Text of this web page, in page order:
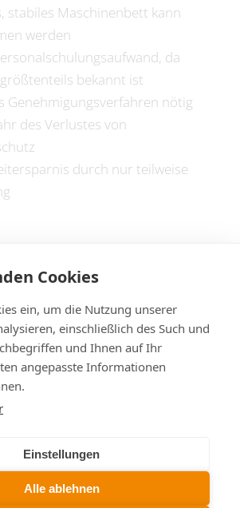
Cookies
ein, um die Nutzung unserer
einschließlich des Such und
und Ihnen auf Ihr
angepasste Informationen
Einstellungen
Alle ablehnen
stabiles Maschinenbett kann
werden
da
bekannt ist
Genehmigungsverfahren nötig
des Verlustes von
durch nur teilweise
• COSATEQ •Datenschutz